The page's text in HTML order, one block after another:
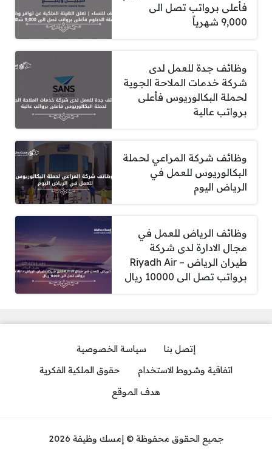
فأعلى برواتب تصل الى
9,000 شهرياً
وظائف جدة للعمل لدى
شركة خدمات الملاحة الجوية
لحملة البكالوريوس فأعلى
برواتب عالية
وظائف شركة المراعي لحملة
البكالوريوس للعمل في
الرياض اليوم
وظائف الرياض للعمل في
مجال الادارة لدى شركة
طيران الرياض – Riyadh Air
برواتب تصل الى 10000 ريال
إتصل بنا
سياسة الخصوصية
اتفاقية وشروط الاستخدام
حقوق الملكية الفكرية
هدف الموقع
جميع الحقوق محفوظة © إمسك وظيفة 2026